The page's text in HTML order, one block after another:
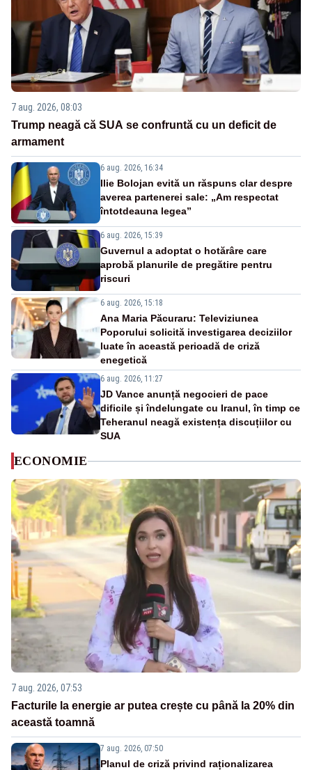
7 aug. 2026, 08:03
Trump neagă că SUA se confruntă cu un deficit de
armament
6 aug. 2026, 16:34
Ilie Bolojan evită un răspuns clar despre
averea partenerei sale: „Am respectat
întotdeauna legea”
6 aug. 2026, 15:39
Guvernul a adoptat o hotărâre care
aprobă planurile de pregătire pentru
riscuri
6 aug. 2026, 15:18
Ana Maria Păcuraru: Televiziunea
Poporului solicită investigarea deciziilor
luate în această perioadă de criză
enegetică
6 aug. 2026, 11:27
JD Vance anunță negocieri de pace
dificile și îndelungate cu Iranul, în timp ce
Teheranul neagă existența discuțiilor cu
SUA
ECONOMIE
7 aug. 2026, 07:53
Facturile la energie ar putea crește cu până la 20% din
această toamnă
7 aug. 2026, 07:50
Planul de criză privind raționalizarea